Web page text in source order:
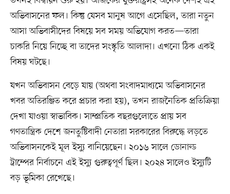
অভিবাসনের ফল। কিন্তু যেসব মানুষ আগে এসেছিল, তারা নতুন
আসা অভিবাসীদের বিষয়ে সব সময় অভিযোগ করত—তারা
চাকরি নিয়ে নিচ্ছে বা তাদের সংস্কৃতি আলাদা। এখনো ঠিক একই
বিষয় ঘটছে।
যখন অভিবাসন বেড়ে যায় (অথবা সংবাদমাধ্যমে অভিবাসনের
খবর অতিরঞ্জিত করে প্রচার করা হয়), তখন রাজনৈতিক প্রতিক্রিয়া
দেখা যাওয়া স্বাভাবিক। সাম্প্রতিক বছরগুলোতে প্রায় সব
গণতান্ত্রিক দেশে জনতুষ্টিবাদী নেতারা সরকারের বিরুদ্ধে লড়তে
অভিবাসনকেই মূল ইস্যু বানিয়েছেন। ২০১৬ সালে ডোনাল্ড
ট্রাম্পের নির্বাচনে এই ইস্যু গুরুত্বপূর্ণ ছিল। ২০২৪ সালেও ইস্যুটি
বড় ভূমিকা রেখেছে।